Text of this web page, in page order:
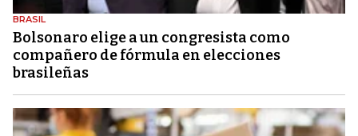
BRASIL
Bolsonaro elige a un congresista como
compañero de fórmula en elecciones
brasileñas